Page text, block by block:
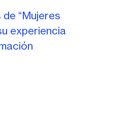
“Mujeres
experiencia